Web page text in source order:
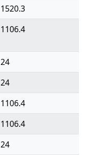
1520.3
1106.4
24
24
1106.4
1106.4
24